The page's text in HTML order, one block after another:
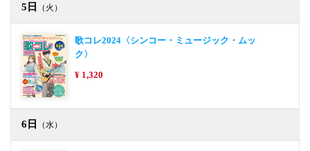
5日 （火）
歌コレ2024〈シンコー・ミュージック・ムッ
ク〉
¥ 1,320
6日 （水）